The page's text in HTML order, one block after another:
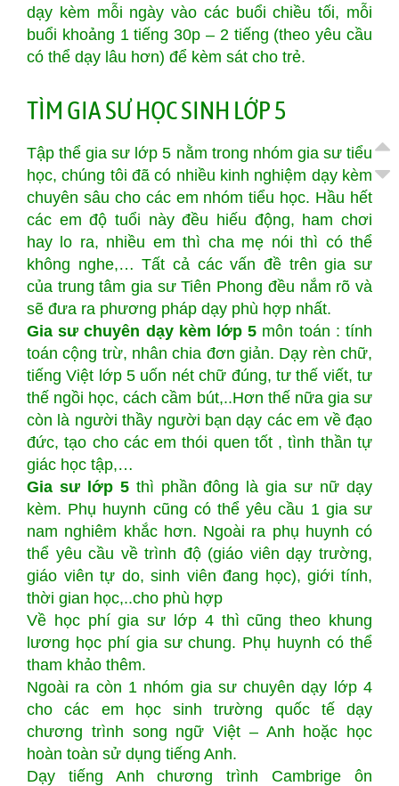
dạy kèm mỗi ngày vào các buổi chiều tối, mỗi
buổi khoảng 1 tiếng 30p – 2 tiếng (theo yêu cầu
có thể dạy lâu hơn) để kèm sát cho trẻ.
TÌM GIA SƯ HỌC SINH LỚP 5
Tập thể gia sư lớp 5 nằm trong nhóm gia sư tiểu
học, chúng tôi đã có nhiều kinh nghiệm dạy kèm
chuyên sâu cho các em nhóm tiểu học. Hầu hết
các em độ tuổi này đều hiếu động, ham chơi
hay lo ra, nhiều em thì cha mẹ nói thì có thể
không nghe,… Tất cả các vấn đề trên gia sư
của trung tâm gia sư Tiên Phong đều nắm rõ và
sẽ đưa ra phương pháp dạy phù hợp nhất.
Gia sư chuyên dạy kèm lớp 5 môn toán : tính
toán cộng trừ, nhân chia đơn giản. Dạy rèn chữ,
tiếng Việt lớp 5 uốn nét chữ đúng, tư thế viết, tư
thế ngồi học, cách cầm bút,..Hơn thế nữa gia sư
còn là người thầy người bạn dạy các em về đạo
đức, tạo cho các em thói quen tốt , tình thần tự
giác học tập,…
Gia sư lớp 5thì phần đông là gia sư nữ dạy
kèm. Phụ huynh cũng có thể yêu cầu 1 gia sư
nam nghiêm khắc hơn. Ngoài ra phụ huynh có
thể yêu cầu về trình độ (giáo viên dạy trường,
giáo viên tự do, sinh viên đang học), giới tính,
thời gian học,..cho phù hợp
Về học phí gia sư lớp 4 thì cũng theo khung
lương học phí gia sư chung. Phụ huynh có thể
tham khảo thêm.
Ngoài ra còn 1 nhóm gia sư chuyên dạy lớp 4
cho các em học sinh trường quốc tế dạy
chương trình song ngữ Việt – Anh hoặc học
hoàn toàn sử dụng tiếng Anh.
Dạy tiếng Anh chương trình Cambrige ôn